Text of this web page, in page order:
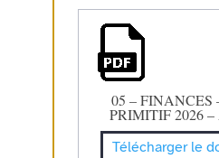
05 – FINANCES
PRIMITIF 2026
Télécharger le